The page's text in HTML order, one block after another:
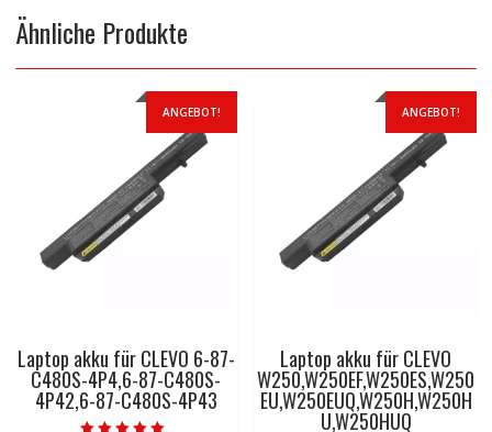
Ähnliche Produkte
ANGEBOT!
Laptop akku für CLEVO 6-87-
C480S-4P4,6-87-C480S-
4P42,6-87-C480S-4P43
ANGEBOT!
Laptop akku für CLEVO
W250,W250EF,W250ES,W250
EU,W250EUQ,W250H,W250H
U,W250HUQ